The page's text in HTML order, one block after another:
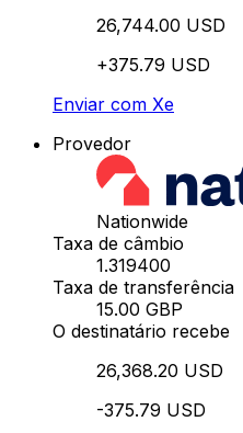
26,744.00 USD
+375.79 USD
Enviar com Xe
Provedor
Nationwide
Taxa de câmbio
1.319400
Taxa de transferência
15.00 GBP
O destinatário recebe
26,368.20 USD
-375.79 USD